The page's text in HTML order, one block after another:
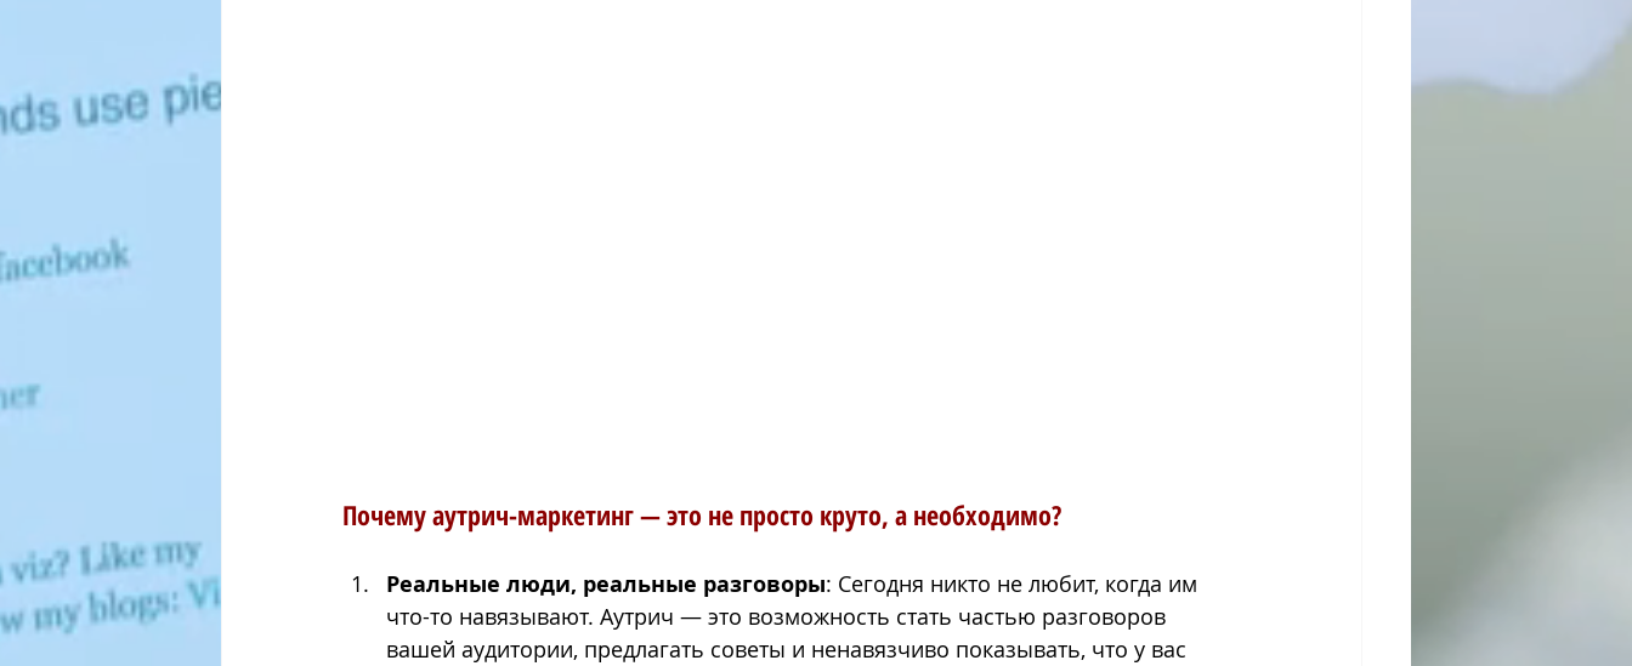
Почему аутрич-маркетинг — это не просто круто, а необходимо?
Реальные люди, реальные разговоры: Сегодня никто не любит, когда им
что-то навязывают. Аутрич — это возможность стать частью разговоров
вашей аудитории, предлагать советы и ненавязчиво показывать, что у вас